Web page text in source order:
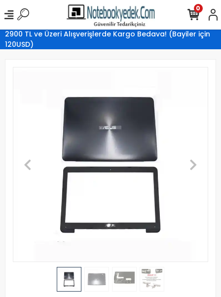
2900 TL ve Üzeri Alışverişlerde Kargo Bedava! (Bayiler için
120USD)
0